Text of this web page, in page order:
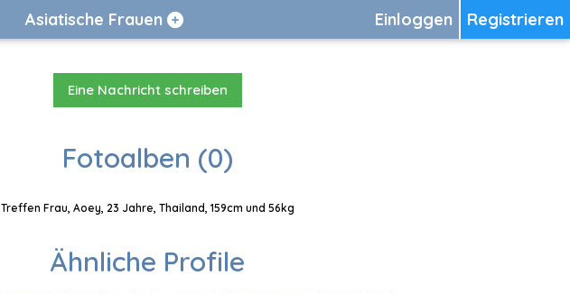
Registrieren
Einloggen
Asiatische Frauen
Eine Nachricht schreiben
Fotoalben (0)
Treffen Frau, Aoey, 23 Jahre, Thailand, 159cm und 56kg
Ähnliche Profile